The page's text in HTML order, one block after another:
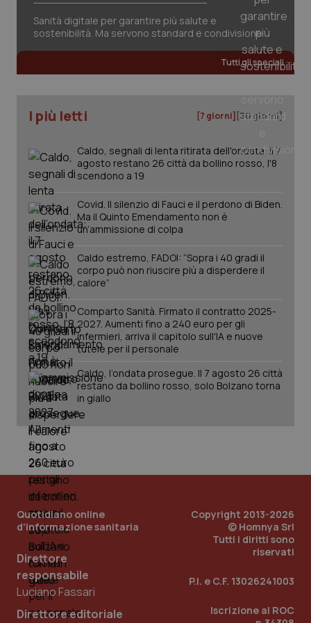
Sanità digitale per garantire più salute e
sostenibilità. Ma servono standard e condivisione
Tutti gli speciali
I più letti [7 giorni] [30 giorni]
Caldo, segnali di lenta ritirata dell'ondata: il 7
agosto restano 26 città da bollino rosso, l'8
scendono a 19
Covid. Il silenzio di Fauci e il perdono di Biden.
Ma il Quinto Emendamento non è
un’ammissione di colpa
Caldo estremo, FADOI: “Sopra i 40 gradi il
corpo può non riuscire più a disperdere il
calore”
Comparto Sanità. Firmato il contratto 2025-
2027. Aumenti fino a 240 euro per gli
infermieri, arriva il capitolo sull'IA e nuove
tutele per il personale
Caldo, l’ondata prosegue. Il 7 agosto 26 città
restano da bollino rosso, solo Bolzano torna
in giallo
Quotidiano online
d'informazione sanitaria
Direttore
responsabile
Luciano Fassari
Direttore editoriale
Copyright 2013-2026
© Homnya Srl
Tutti i diritti sono
riservati
P.I. e C.F. 13026241003
Iscrizione al ROC
CookieScriptConsent
CookieScript
www.quotidianosanita.it
5
tracking-sites-ironfish-
tracking-sites-ironfish-
session-id
www.quotidianosanita.it
_ga
Google LLC